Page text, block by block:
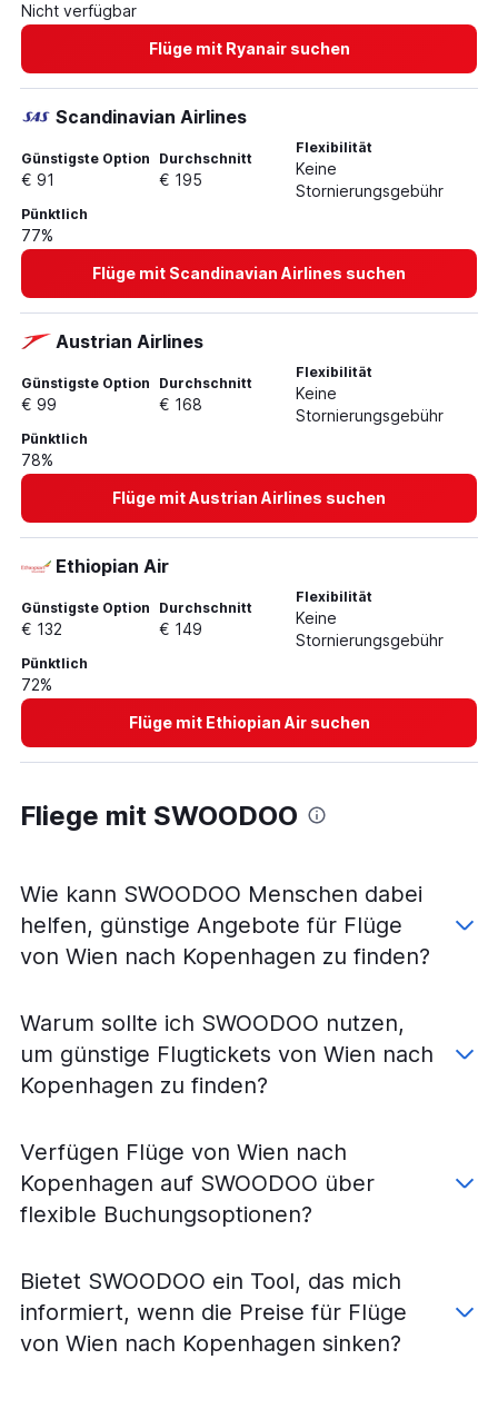
Nicht verfügbar
Flüge mit Ryanair suchen
Scandinavian Airlines
Günstigste Option
€ 91
Durchschnitt
€ 195
Flexibilität
Keine
Stornierungsgebühr
Pünktlich
77%
Flüge mit Scandinavian Airlines suchen
Austrian Airlines
Günstigste Option
€ 99
Durchschnitt
€ 168
Flexibilität
Keine
Stornierungsgebühr
Pünktlich
78%
Flüge mit Austrian Airlines suchen
Ethiopian Air
Günstigste Option
€ 132
Durchschnitt
€ 149
Flexibilität
Keine
Stornierungsgebühr
Pünktlich
72%
Flüge mit Ethiopian Air suchen
Fliege mit SWOODOO
Wie kann SWOODOO Menschen dabei
helfen, günstige Angebote für Flüge
von Wien nach Kopenhagen zu finden?
Warum sollte ich SWOODOO nutzen,
um günstige Flugtickets von Wien nach
Kopenhagen zu finden?
Verfügen Flüge von Wien nach
Kopenhagen auf SWOODOO über
flexible Buchungsoptionen?
Bietet SWOODOO ein Tool, das mich
informiert, wenn die Preise für Flüge
von Wien nach Kopenhagen sinken?